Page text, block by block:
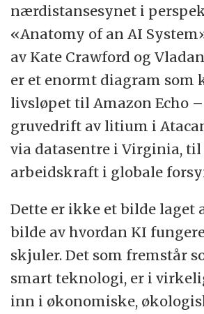
nærdistansesynet i
«Anatomy of an AI
av Kate Crawford og
er et enormt diagram som
livsløpet til Amazon Echo
gruvedrift av litium i
via datasentre i Virginia,
arbeidskraft i globale
Dette er ikke et bilde laget
bilde av hvordan KI
skjuler. Det som fremstår
smart teknologi, er i
inn i økonomiske,